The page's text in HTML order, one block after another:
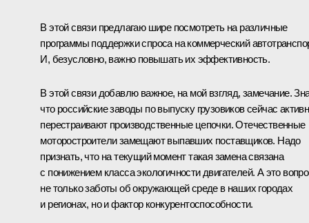
В этой связи предлагаю шире посмотреть на различные
программы поддержки спроса на коммерческий
И, безусловно, важно повышать их эффективность.
В этой связи добавлю важное, на мой взгляд, замечание.
что российские заводы по выпуску грузовиков сейчас
перестраивают производственные цепочки. Отечественные
моторостроители замещают выпавших поставщиков. Надо
признать, что на текущий момент такая замена связана
с понижением класса экологичности двигателей. А это
не только заботы об окружающей среде в наших городах
и регионах, но и фактор конкурентоспособности.